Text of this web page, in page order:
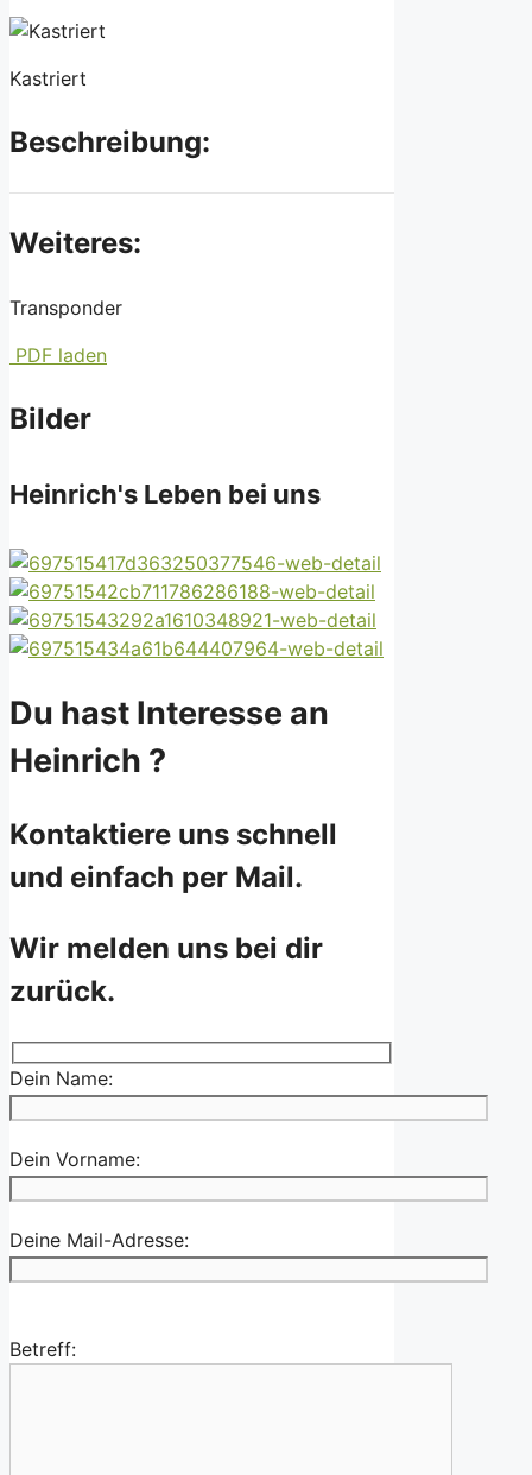
Kastriert
Beschreibung:
Weiteres:
Transponder
PDF laden
Bilder
Heinrich's Leben bei uns
Du hast Interesse an
Heinrich ?
Kontaktiere uns schnell
und einfach per Mail.
Wir melden uns bei dir
zurück.
Dein Name:
Dein Vorname:
Deine Mail-Adresse:
Betreff: